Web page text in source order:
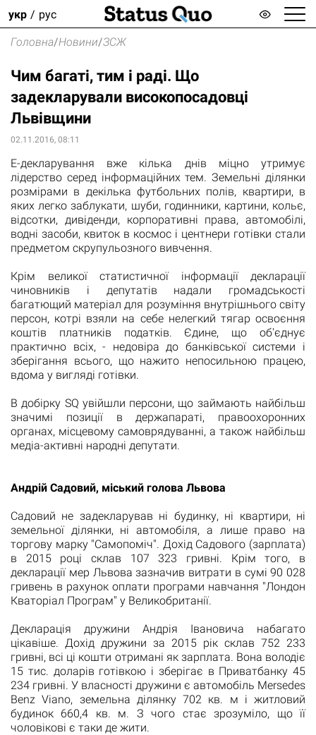
укр рус
Головна/Новини/ЗСЖ
Чим багаті, тим і раді. Що
задекларували високопосадовці
Львівщини
02.11.2016, 08:11
Е-декларування вже кілька днів міцно утримує
лідерство серед інформаційних тем.Земельні ділянки
розмірами в декілька футбольних полів, квартири, в
яких легко заблукати, шуби, годинники, картини, кольє,
відсотки, дивіденди, корпоративні права, автомобілі,
водні засоби, квиток в космос і центнери готівки стали
предметом скрупульозного вивчення.
Крім великої статистичної інформації декларації
чиновників і депутатів надали громадськості
багатющий матеріал для розуміння внутрішнього світу
персон, котрі взяли на себе нелегкий тягар освоєння
коштів платників податків. Єдине, що об'єднує
практично всіх, - недовіра до банківської системи і
зберігання всього, що нажито непосильною працею,
вдома у вигляді готівки.
В добірку SQ увійшли персони, що займають найбільш
значимі позиції в держапараті, правоохоронних
органах, місцевому самоврядуванні, а також найбільш
медіа-активні народні депутати.
Андрій Садовий, міський голова Львова
Садовий не задекларував ні будинку, ні квартири, ні
земельної ділянки, ні автомобіля, а лише право на
торгову марку "Самопоміч". Дохід Садового (зарплата)
в 2015 році склав 107 323 гривні. Крім того, в
декларації мер Львова зазначив витрати в сумі 90 028
гривень в рахунок оплати програми навчання "Лондон
Кваторіал Програм" у Великобританії.
Декларація дружини Андрія Івановича набагато
цікавіше. Дохід дружини за 2015 рік склав 752 233
гривні, всі ці кошти отримані як зарплата. Вона володіє
15 тис. доларів готівкою і зберігає в Приватбанку 45
234 гривні. У власності дружини є автомобіль Mersedes
Benz Viano, земельна ділянку 702 кв. м і житловий
будинок 660,4 кв. м. З чого стає зрозуміло, що її
чоловікові є таки де жити.